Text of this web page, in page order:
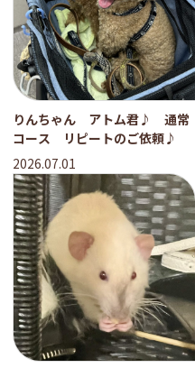
りんちゃん アトム君♪ 通常
コース リピートのご依頼♪
2026.07.01